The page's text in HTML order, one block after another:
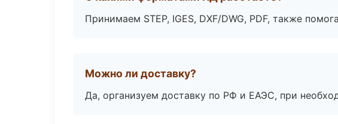
Принимаем STEP, IGES, DXF/DWG, PDF, также
Можно ли доставку?
Да, организуем доставку по РФ и ЕАЭС, при